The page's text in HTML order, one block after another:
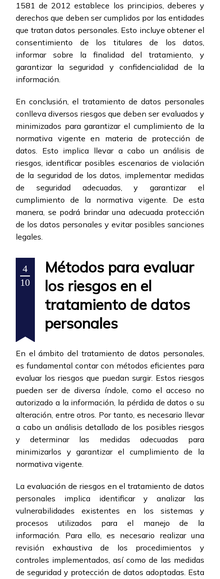
1581 de 2012 establece los principios, deberes y
derechos que deben ser cumplidos por las entidades
que tratan datos personales. Esto incluye obtener el
consentimiento de los titulares de los datos,
informar sobre la finalidad del tratamiento, y
garantizar la seguridad y confidencialidad de la
información.
En conclusión, el tratamiento de datos personales
conlleva diversos riesgos que deben ser evaluados y
minimizados para garantizar el cumplimiento de la
normativa vigente en materia de protección de
datos. Esto implica llevar a cabo un análisis de
riesgos, identificar posibles escenarios de violación
de la seguridad de los datos, implementar medidas
de seguridad adecuadas, y garantizar el
cumplimiento de la normativa vigente. De esta
manera, se podrá brindar una adecuada protección
de los datos personales y evitar posibles sanciones
legales.
4
10
Métodos para evaluar
los riesgos en el
tratamiento de datos
personales
En el ámbito del tratamiento de datos personales,
es fundamental contar con métodos eficientes para
evaluar los riesgos que puedan surgir. Estos riesgos
pueden ser de diversa índole, como el acceso no
autorizado a la información, la pérdida de datos o su
alteración, entre otros. Por tanto, es necesario llevar
a cabo un análisis detallado de los posibles riesgos
y determinar las medidas adecuadas para
minimizarlos y garantizar el cumplimiento de la
normativa vigente.
La evaluación de riesgos en el tratamiento de datos
personales implica identificar y analizar las
vulnerabilidades existentes en los sistemas y
procesos utilizados para el manejo de la
información. Para ello, es necesario realizar una
revisión exhaustiva de los procedimientos y
controles implementados, así como de las medidas
de seguridad y protección de datos adoptadas. Esta